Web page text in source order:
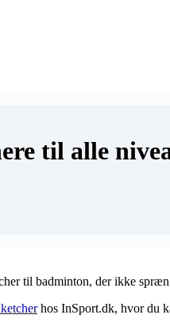
til alle
til badminton, der ikke
hos InSport.dk, hvor du